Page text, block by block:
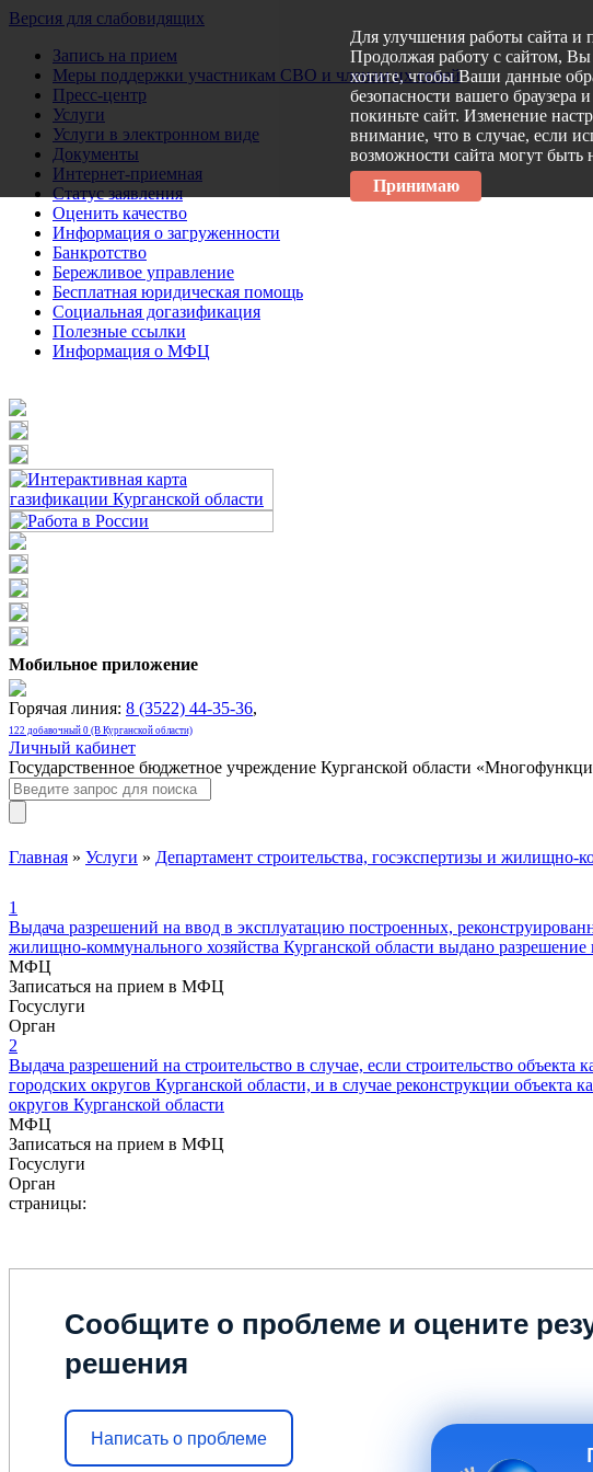
Версия для слабовидящих
Запись на прием
Меры поддержки участникам СВО и членам их семей
Пресс-центр
Услуги
Услуги в электронном виде
Документы
Интернет-приемная
Статус заявления
Оценить качество
Информация о загруженности
Банкротство
Бережливое управление
Бесплатная юридическая помощь
Социальная догазификация
Полезные ссылки
Информация о МФЦ
Мобильное приложение
Горячая линия: 8 (3522) 44-35-36,
122 добавочный 0 (В Курганской области)
Личный кабинет
Государственное бюджетное учреждение Курганской области
Главная » Услуги » Департамент строительства, госэкспертизы и жилищно-
1
Выдача разрешений на ввод в эксплуатацию построенных,
жилищно-коммунального хозяйства Курганской области выдано разрешение
МФЦ
Записаться на прием в МФЦ
Госуслуги
Орган
2
Выдача разрешений на строительство в случае, если строительство
городских округов Курганской области, и в случае реконструкции
округов Курганской области
МФЦ
Записаться на прием в МФЦ
Госуслуги
Орган
страницы:
Сообщите о проблеме и оцените
решения
Написать о проблеме
Для улучшения работы сайта
Продолжая работу с сайтом,
хотите, чтобы Ваши данные
безопасности вашего браузера
покиньте сайт. Изменение
внимание, что в случае, если
возможности сайта могут быть
Принимаю